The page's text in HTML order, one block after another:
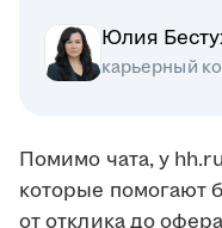
Юлия
карьерный
Помимо чата, у
которые помогают